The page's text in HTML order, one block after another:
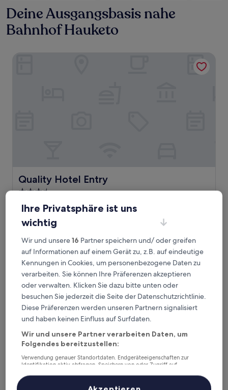
Deine Ausgangsbasis nahe
Bahnhof Hauketo
Quality Hotel Entry
Quality Hotel Entry
3.5-
Sterne-
Unterkunft
2,8 km von Bahnhof Hauketo entfernt
von
Gut,
(1.003
Bewertungen)
7,8/10 (1.003 Bewertungen)
Preis
beträgt
92 €
inkl. Steuern & Gebühren
6. Sept.–7. Sept.
The Well Spa & Hotel
Ihre Privatsphäre ist uns
wichtig
Wir und unsere16 Partner speichern und/ oder greifen
auf Informationen auf einem Gerät zu, z.B. auf eindeutige
Kennungen in Cookies, um personenbezogene Daten zu
verarbeiten. Sie können Ihre Präferenzen akzeptieren
oder verwalten. Klicken Sie dazu bitte unten oder
besuchen Sie jederzeit die Seite der Datenschutzrichtlinie.
Diese Präferenzen werden unseren Partnern signalisiert
und haben keinen Einfluss auf Surfdaten.
Wir und unsere Partner verarbeiten Daten, um
Folgendes bereitzustellen:
Verwendung genauer Standortdaten. Endgeräteeigenschaften zur
Identifikation aktiv abfragen. Speichern von oder Zugriff auf
Inhalte, Messung von Werbeleistung und der Performance von Inhalten,
Zielgruppenforschung sowie Entwicklung und Verbesserung von